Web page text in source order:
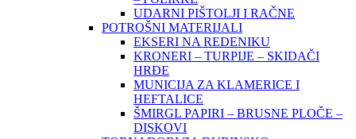
UDARNI PIŠTOLJI I RAČNE
POTROŠNI MATERIJALI
EKSERI NA REDENIKU
KRONERI – TURPIJE – SKIDAČI
HRĐE
MUNICIJA ZA KLAMERICE I
HEFTALICE
ŠMIRGL PAPIRI – BRUSNE PLOČE –
DISKOVI